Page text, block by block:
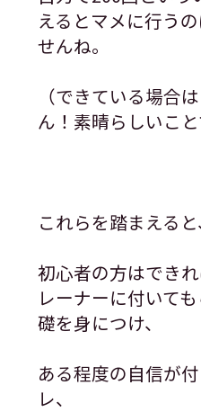
えるとマメに行う
せんね。
（できている場合
ん！素晴らしいこ
これらを踏まえると
初心者の方はでき
レーナーに付いて
礎を身につけ、
ある程度の自信が
レ、